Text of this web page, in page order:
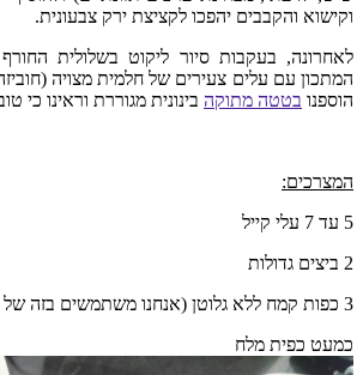
וקישוא והקבבים יהפכו לקציצת ירק צבעונית.
לאחרונה, בעקבות סיור ליקוט בשלולית
המתכון עם עלים צעירים של חלמית מצויה
הוספנו בטטה מתוקה בינונית מגוררת וראינו כי
המצרכים:
5 עד 7 עלי קייל
2 ביצים גדולות
3 כפות קמח ללא גלוטן (אנחנו משתמשים בזה של קונדיטור)
כמעט כפית מלח